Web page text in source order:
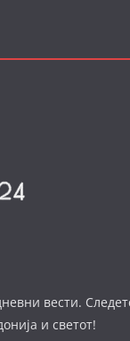
вести.
и светот!